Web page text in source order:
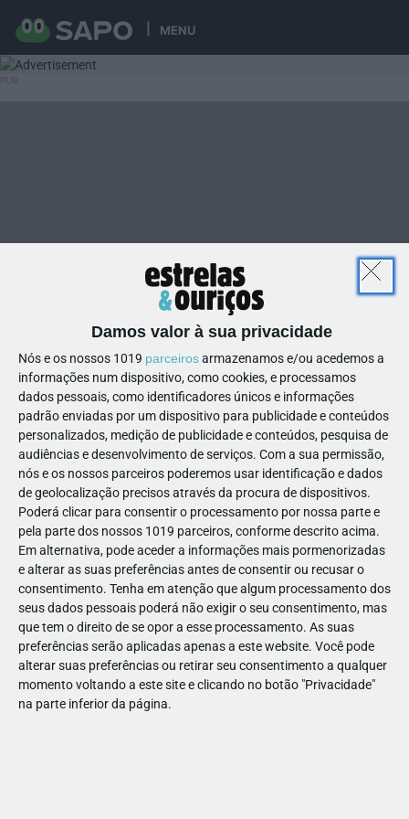
MENU
Damos valor à sua privacidade
Nós e os nossos 1019 parceirosarmazenamos e/ou acedemos a
informações num dispositivo, como cookies, e processamos
dados pessoais, como identificadores únicos e informações
padrão enviadas por um dispositivo para publicidade e conteúdos
personalizados, medição de publicidade e conteúdos, pesquisa de
audiências e desenvolvimento de serviços. Com a sua permissão,
nós e os nossos parceiros poderemos usar identificação e dados
de geolocalização precisos através da procura de dispositivos.
Poderá clicar para consentir o processamento por nossa parte e
pela parte dos nossos 1019 parceiros, conforme descrito acima.
Em alternativa, pode aceder a informações mais pormenorizadas
e alterar as suas preferências antes de consentir ou recusar o
consentimento. Tenha em atenção que algum processamento dos
seus dados pessoais poderá não exigir o seu consentimento, mas
que tem o direito de se opor a esse processamento. As suas
preferências serão aplicadas apenas a este website. Você pode
alterar suas preferências ou retirar seu consentimento a qualquer
momento voltando a este site e clicando no botão "Privacidade"
na parte inferior da página.
23
701581129964388